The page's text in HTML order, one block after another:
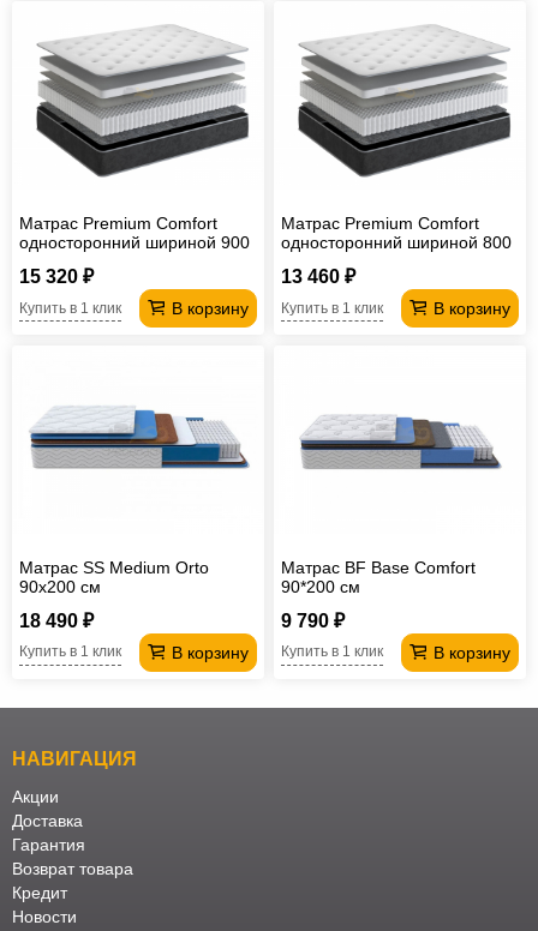
Матрас Premium Comfort
односторонний шириной 900
15 320 ₽
В корзину
Купить в 1 клик
Матрас Premium Comfort
односторонний шириной 800
13 460 ₽
В корзину
Купить в 1 клик
Матрас SS Medium Orto
90х200 см
18 490 ₽
В корзину
Купить в 1 клик
Матрас BF Base Comfort
90*200 см
9 790 ₽
В корзину
Купить в 1 клик
НАВИГАЦИЯ
Акции
Доставка
Гарантия
Возврат товара
Кредит
Новости